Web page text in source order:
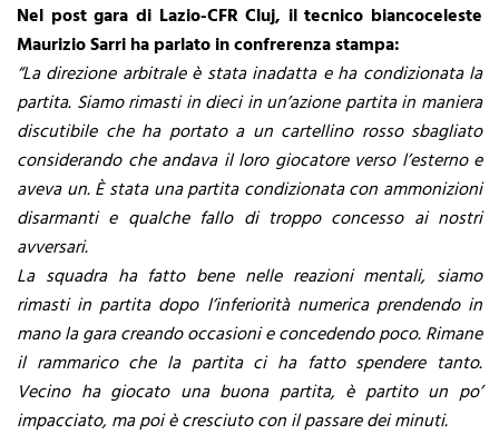
Nel post gara di Lazio-CFR Cluj, il tecnico biancoceleste
Maurizio Sarri ha parlato in confrerenza stampa:
“La direzione arbitrale è stata inadatta e ha condizionata la
partita. Siamo rimasti in dieci in un’azione partita in maniera
discutibile che ha portato a un cartellino rosso sbagliato
considerando che andava il loro giocatore verso l’esterno e
aveva un. È stata una partita condizionata con ammonizioni
disarmanti e qualche fallo di troppo concesso ai nostri
avversari.
La squadra ha fatto bene nelle reazioni mentali, siamo
rimasti in partita dopo l’inferiorità numerica prendendo in
mano la gara creando occasioni e concedendo poco. Rimane
il rammarico che la partita ci ha fatto spendere tanto.
Vecino ha giocato una buona partita, è partito un po’
impacciato, ma poi è cresciuto con il passare dei minuti.